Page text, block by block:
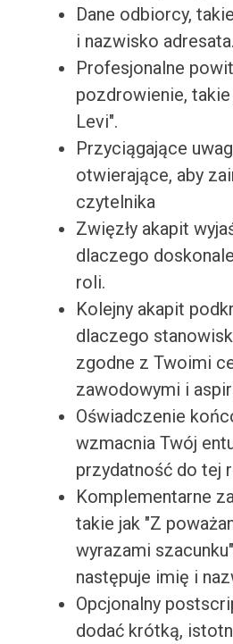
Dane odbiorcy,
i nazwisko adresata.
Profesjonalne
pozdrowienie,
Levi".
Przyciągające
otwierające, aby
czytelnika
Zwięzły akapit
dlaczego
roli.
Kolejny akapit
dlaczego
zgodne z Twoimi
zawodowymi i
Oświadczenie
wzmacnia Twój
przydatność do tej
Komplementarne
takie jak "Z
wyrazami
następuje imię i
Opcjonalny
dodać krótką,